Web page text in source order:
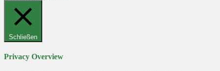
Schließen
Privacy Overview